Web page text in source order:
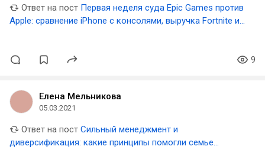
Ответ на пост Первая неделя суда Epic Games против
Apple: сравнение iPhone с консолями, выручка Fortnite и
9
Елена Мельникова
05.03.2021
Ответ на пост Сильный менеджмент и
диверсификация: какие принципы помогли семье